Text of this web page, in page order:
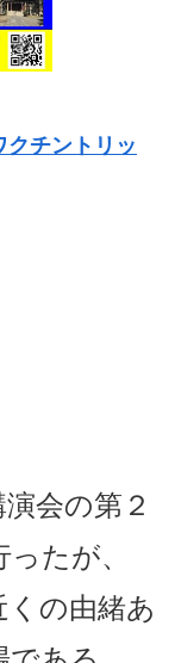
チントリッ
会の第２
たが、
の由緒あ